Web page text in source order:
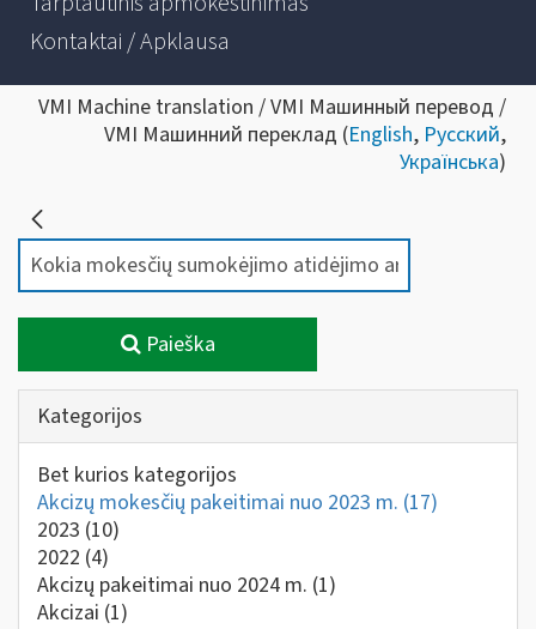
Kontaktai / Apklausa
VMI Machine translation / VMI Машинный перевод /
VMI Машинний переклад (English, Русский,
Українська)
Paieška
Kategorijos
Bet kurios kategorijos
Akcizų mokesčių pakeitimai nuo 2023 m. (17)
2023 (10)
2022 (4)
Akcizų pakeitimai nuo 2024 m. (1)
Akcizai (1)